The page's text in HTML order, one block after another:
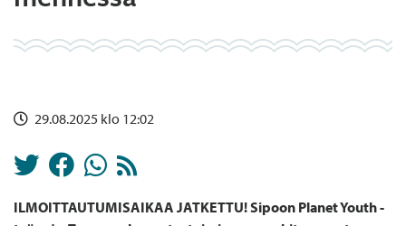
29.08.2025 klo 12:02
ILMOITTAUTUMISAIKAA JATKETTU! Sipoon Planet Youth -